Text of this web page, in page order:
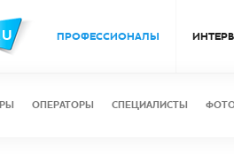
ПРОФЕССИОНАЛЫ
ОПЕРАТОРЫ СПЕЦИАЛИСТЫ